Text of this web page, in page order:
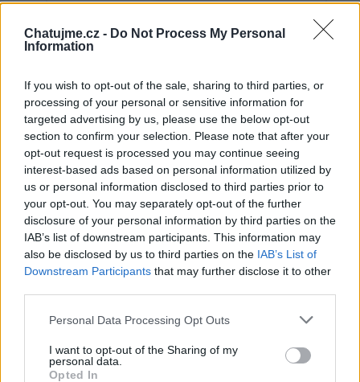
Chatujme.cz - Do Not Process My Personal
Information
If you wish to opt-out of the sale, sharing to third parties, or
processing of your personal or sensitive information for
targeted advertising by us, please use the below opt-out
section to confirm your selection. Please note that after your
opt-out request is processed you may continue seeing
interest-based ads based on personal information utilized by
us or personal information disclosed to third parties prior to
your opt-out. You may separately opt-out of the further
disclosure of your personal information by third parties on the
IAB’s list of downstream participants. This information may
also be disclosed by us to third parties on the IAB’s List of
Downstream Participants that may further disclose it to other
Personal Data Processing Opt Outs
I want to opt-out of the Sharing of my
personal data.
Opted In
0 uživatelům se líbí
Věk: ??
Kontakt
Napsat uživateli vzkaz
Informace o profilu a chatu
Registrace od: 03.11.2014 19:34
Online : Není nikde online
Počet přátel : 1
Líbí se:0